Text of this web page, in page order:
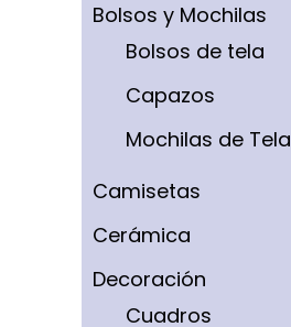
Bolsos y Mochilas
Bolsos de tela
Capazos
Mochilas de Tela
Camisetas
Cerámica
Decoración
Cuadros